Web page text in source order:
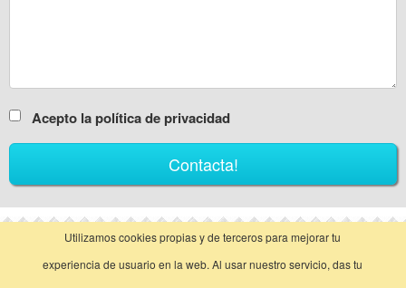
Acepto la política de privacidad
Llamar Contactar
Utilizamos cookies propias y de terceros para mejorar tu
experiencia de usuario en la web. Al usar nuestro servicio, das tu
vista clásica